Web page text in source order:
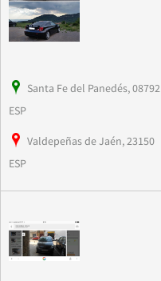
Santa Fe del Panedés, 08792
ESP
Valdepeñas de Jaén, 23150
ESP